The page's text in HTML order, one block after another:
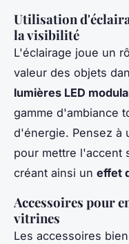
Utilisation
la visibilité
L'éclairage joue un
valeur des objets
lumières LED
gamme d'ambiance
d'énergie. Pensez à
pour mettre l'accent
créant ainsi un effet
Accessoires pour
vitrines
Les accessoires